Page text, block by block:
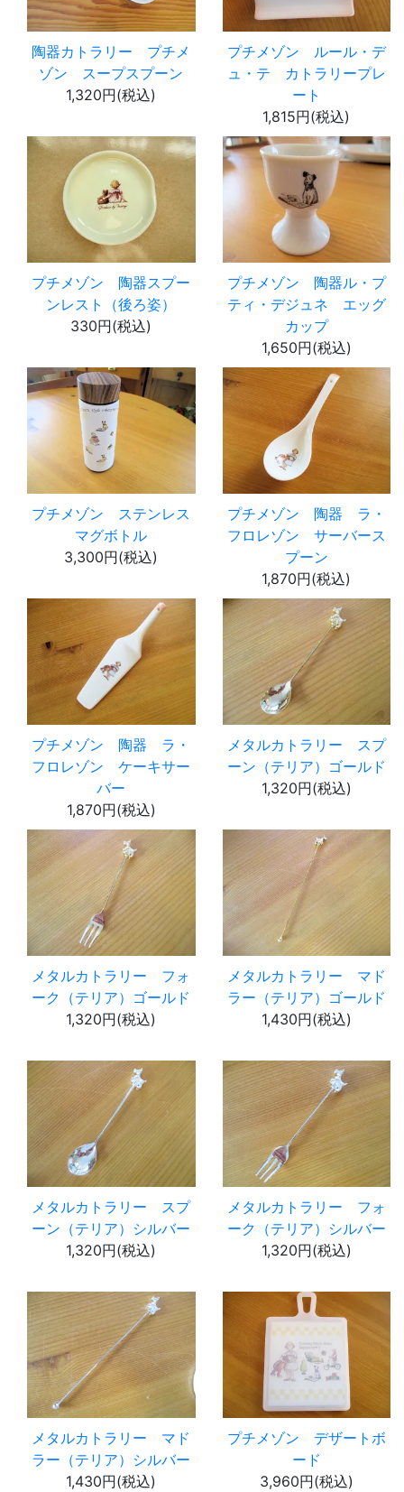
陶器カトラリー プチメ
ゾン スープスプーン
1,320円(税込)
プチメゾン ルール・デ
ュ・テ カトラリープレ
ート
1,815円(税込)
プチメゾン 陶器スプー
ンレスト（後ろ姿）
330円(税込)
プチメゾン 陶器ル・プ
ティ・デジュネ エッグ
カップ
1,650円(税込)
プチメゾン ステンレス
マグボトル
3,300円(税込)
プチメゾン 陶器 ラ・
フロレゾン サーバース
プーン
1,870円(税込)
プチメゾン 陶器 ラ・
フロレゾン ケーキサー
バー
1,870円(税込)
メタルカトラリー スプ
ーン（テリア）ゴールド
1,320円(税込)
メタルカトラリー フォ
ーク（テリア）ゴールド
1,320円(税込)
メタルカトラリー マド
ラー（テリア）ゴールド
1,430円(税込)
メタルカトラリー スプ
ーン（テリア）シルバー
1,320円(税込)
メタルカトラリー フォ
ーク（テリア）シルバー
1,320円(税込)
メタルカトラリー マド
ラー（テリア）シルバー
1,430円(税込)
プチメゾン デザートボ
ード
3,960円(税込)